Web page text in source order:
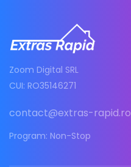
Zoom Digital SRL
CUI: RO35146271
contact@extras-rapid.ro
Program: Non-Stop